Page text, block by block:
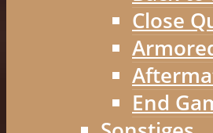
Close
End